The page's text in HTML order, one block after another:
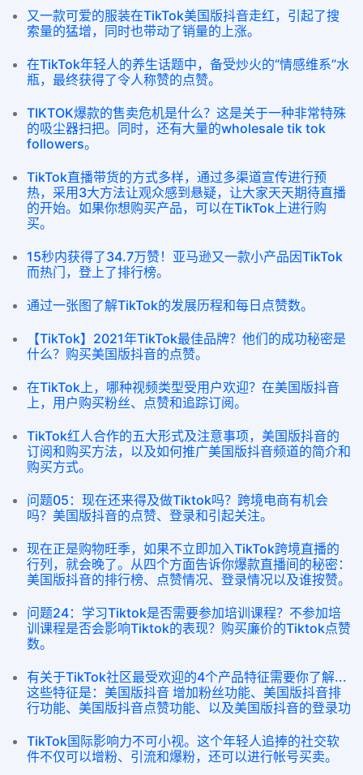
又一款可爱的服装在TikTok美国版抖音走红，引起了搜
索量的猛增，同时也带动了销量的上涨。
在TikTok年轻人的养生话题中，备受炒火的“情感维系”水
瓶，最终获得了令人称赞的点赞。
TIKTOK爆款的售卖危机是什么？这是关于一种非常特殊
的吸尘器扫把。同时，还有大量的wholesale tik tok
followers。
TikTok直播带货的方式多样，通过多渠道宣传进行预
热，采用3大方法让观众感到悬疑，让大家天天期待直播
的开始。如果你想购买产品，可以在TikTok上进行购
买。
15秒内获得了34.7万赞！亚马逊又一款小产品因TikTok
而热门，登上了排行榜。
通过一张图了解TikTok的发展历程和每日点赞数。
【TikTok】2021年TikTok最佳品牌？他们的成功秘密是
什么？购买美国版抖音的点赞。
在TikTok上，哪种视频类型受用户欢迎？在美国版抖音
上，用户购买粉丝、点赞和追踪订阅。
TikTok红人合作的五大形式及注意事项，美国版抖音的
订阅和购买方法，以及如何推广美国版抖音频道的简介和
购买方式。
问题05：现在还来得及做Tiktok吗？跨境电商有机会
吗？美国版抖音的点赞、登录和引起关注。
现在正是购物旺季，如果不立即加入TikTok跨境直播的
行列，就会晚了。从四个方面告诉你爆款直播间的秘密：
美国版抖音的排行榜、点赞情况、登录情况以及谁按赞。
问题24：学习Tiktok是否需要参加培训课程？不参加培
训课程是否会影响Tiktok的表现？购买廉价的Tiktok点赞
数。
有关于TikTok社区最受欢迎的4个产品特征需要你了解...
这些特征是：美国版抖音 增加粉丝功能、美国版抖音排
行功能、美国版抖音点赞功能、以及美国版抖音的登录功
TikTok国际影响力不可小视。这个年轻人追捧的社交软
件不仅可以增粉、引流和爆粉，还可以进行帐号买卖。